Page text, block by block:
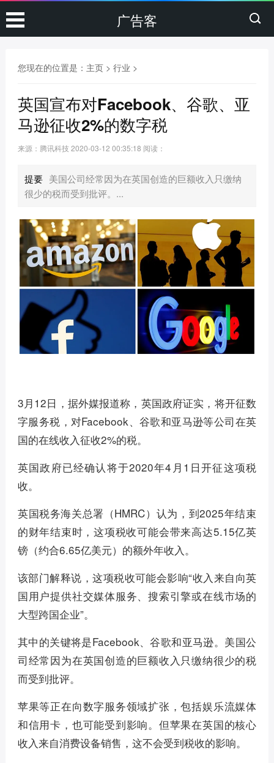
广告客
您现在的位置是： 主页> 行业 >
英国宣布对Facebook、谷歌、亚
马逊征收2%的数字税
来源：腾讯科技 2020-03-12 00:35:18 阅读：
提要 美国公司经常因为在英国创造的巨额收入只缴纳
很少的税而受到批评。...
3月12日，据外媒报道称，英国政府证实，将开征数
字服务税，对Facebook、谷歌和亚马逊等公司在英
国的在线收入征收2%的税。
英国政府已经确认将于2020年4月1日开征这项税
收。
英国税务海关总署（HMRC）认为，到2025年结束
的财年结束时，这项税收可能会带来高达5.15亿英
镑（约合6.65亿美元）的额外年收入。
该部门解释说，这项税收可能会影响“收入来自向英
国用户提供社交媒体服务、搜索引擎或在线市场的
大型跨国企业”。
其中的关键将是Facebook、谷歌和亚马逊。美国公
司经常因为在英国创造的巨额收入只缴纳很少的税
而受到批评。
苹果等正在向数字服务领域扩张，包括娱乐流媒体
和信用卡，也可能受到影响。但苹果在英国的核心
收入来自消费设备销售，这不会受到税收的影响。